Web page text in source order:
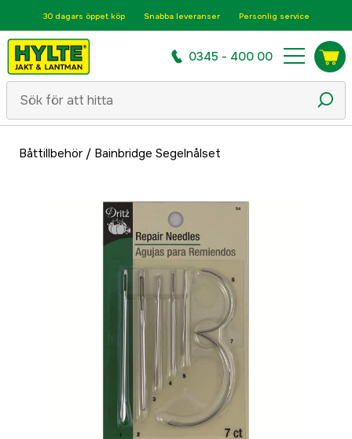
30 dagars öppet köp Snabba leveranser Personlig service
0345 - 400 00
Båttillbehör/ Bainbridge Segelnålset